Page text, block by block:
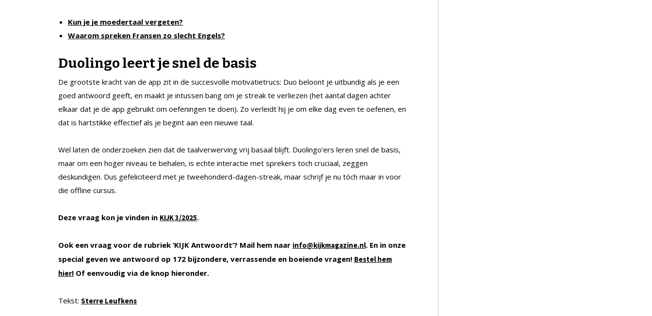
Kun je je moedertaal vergeten?
Waarom spreken Fransen zo slecht Engels?
Duolingo leert je snel de basis
De grootste kracht van de app zit in de succesvolle motivatietrucs: Duo beloont je uitbundig als je een
goed antwoord geeft, en maakt je intussen bang om je streak te verliezen (het aantal dagen achter
elkaar dat je de app gebruikt om oefeningen te doen). Zo verleidt hij je om elke dag even te oefenen, en
dat is hartstikke effectief als je begint aan een nieuwe taal.
Wel laten de onderzoeken zien dat de taalverwerving vrij basaal blijft. Duolingo’ers leren snel de basis,
maar om een hoger niveau te behalen, is echte interactie met sprekers toch cruciaal, zeggen
deskundigen. Dus gefeliciteerd met je tweehonderd-dagen-streak, maar schrijf je nu tóch maar in voor
die offline cursus.
Deze vraag kon je vinden in KIJK 3/2025.
Ook een vraag voor de rubriek ‘KIJK Antwoordt’? Mail hem naar info@kijkmagazine.nl. En in onze
special geven we antwoord op 172 bijzondere, verrassende en boeiende vragen! Bestel hem
hier! Of eenvoudig via de knop hieronder.
Tekst: Sterre Leufkens